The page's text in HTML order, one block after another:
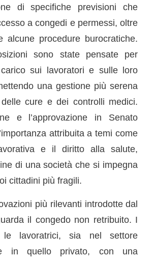
di specifiche previsioni che
a congedi e permessi, oltre
alcune procedure burocratiche.
sono state pensate per
sui lavoratori e sulle loro
una gestione più serena
cure e dei controlli medici.
e l’approvazione in Senato
attribuita a temi come
e il diritto alla salute,
di una società che si impegna
cittadini più fragili.
più rilevanti introdotte dal
il congedo non retribuito. I
le lavoratrici, sia nel settore
in quello privato, con una